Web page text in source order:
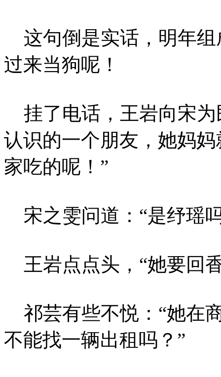
这句倒是实话，明年组
过来当狗呢！
挂了电话，王岩向宋为
认识的一个朋友，她妈
家吃的呢！”
宋之雯问道：“是纾瑶
王岩点点头，“她要回
祁芸有些不悦：“她在
不能找一辆出租吗？”